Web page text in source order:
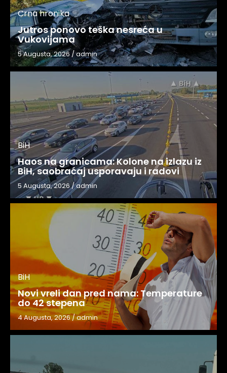
Crna hronika
Jutros ponovo teška nesreća u
Vukovijama
5 Augusta, 2026/admin
BiH
Haos na granicama: Kolone na izlazu iz
BiH, saobraćaj usporavaju i radovi
5 Augusta, 2026/admin
BiH
Novi vreli dan pred nama: Temperature
do 42 stepena
4 Augusta, 2026/admin